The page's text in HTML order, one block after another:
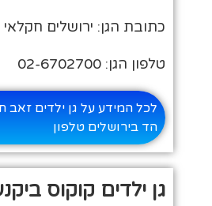
כתובת הגן: ירושלים חקלאי
טלפון הגן: 02-6702700
לכל המידע על גן ילדים זאב
הד בירושלים טלפון
גן ילדים קוקוס